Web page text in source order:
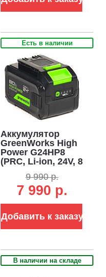
Есть в наличии
Аккумулятор
GreenWorks High
Power G24HP8
(PRC, Li-ion, 24V, 8
9 990 р.
7 990 р.
Добавить к заказу
В наличии на складе